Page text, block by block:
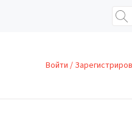
Войти /